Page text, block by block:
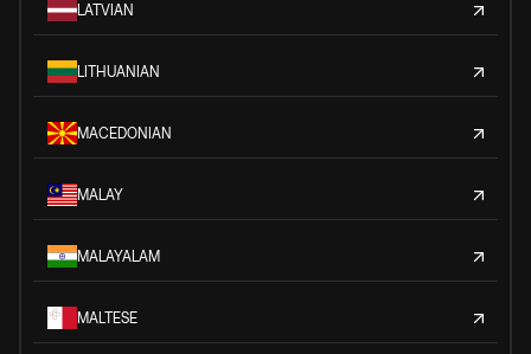
LATVIAN
LITHUANIAN
MACEDONIAN
MALAY
MALAYALAM
MALTESE